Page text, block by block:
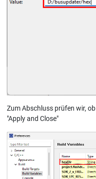
Zum Abschluss prüfen wir,
"Apply and Close"